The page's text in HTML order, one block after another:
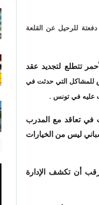
دفعتة للرحيل عن القلعة
تتطلع لتجديد عقد
للمشاكل التي حدثت في
عليه في تونس .
في تعاقد مع المدرب
ليس من الخيارات
أن تكشف الإدارة